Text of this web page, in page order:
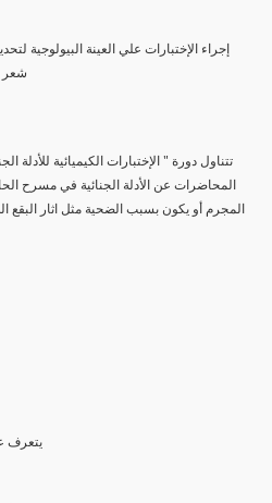
شعر
تتناول دورة " الإختبارات الكيميائية
المحاضرات عن الأدلة الجنائية في مسرح
المجرم أو يكون بسبب الضحية مثل اثار البقع
(1)